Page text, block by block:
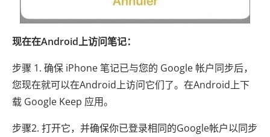
现在在Android上访问笔记：
步骤 1. 确保 iPhone 笔记已与您的 Google 帐户同步后，
您现在就可以在Android上访问它们了。在Android上下
载 Google Keep 应用。
步骤2. 打开它，并确保你已登录相同的Google帐户以同步